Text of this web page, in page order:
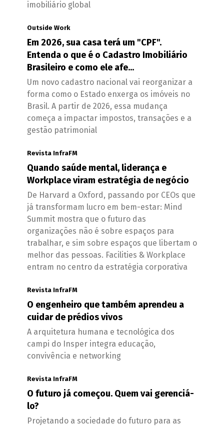
imobiliário global
Outside Work
Em 2026, sua casa terá um "CPF".
Entenda o que é o Cadastro Imobiliário
Brasileiro e como ele afe...
Um novo cadastro nacional vai reorganizar a
forma como o Estado enxerga os imóveis no
Brasil. A partir de 2026, essa mudança
começa a impactar impostos, transações e a
gestão patrimonial
Revista InfraFM
Quando saúde mental, liderança e
Workplace viram estratégia de negócio
De Harvard a Oxford, passando por CEOs que
já transformam lucro em bem-estar: Mind
Summit mostra que o futuro das
organizações não é sobre espaços para
trabalhar, e sim sobre espaços que libertam o
melhor das pessoas. Facilities & Workplace
entram no centro da estratégia corporativa
Revista InfraFM
O engenheiro que também aprendeu a
cuidar de prédios vivos
A arquitetura humana e tecnológica dos
campi do Insper integra educação,
convivência e networking
Revista InfraFM
O futuro já começou. Quem vai gerenciá-
lo?
Projetando a sociedade do futuro para as